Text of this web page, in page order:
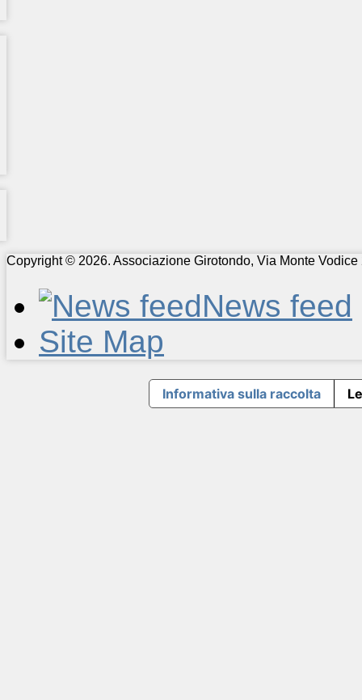
Copyright © 2026. Associazione Girotondo, Via Monte Vodice
News feed
Site Map
Informativa sulla raccolta